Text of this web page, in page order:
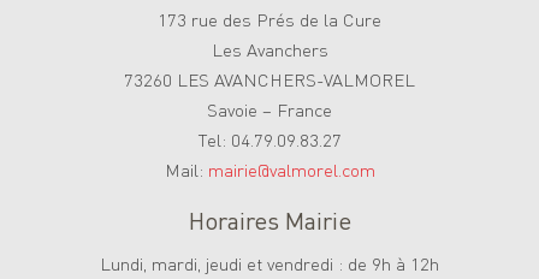
173 rue des Prés de la Cure
Les Avanchers
73260 LES AVANCHERS-VALMOREL
Savoie – France
Tel: 04.79.09.83.27
Mail: mairie@valmorel.com
Horaires Mairie
Lundi, mardi, jeudi et vendredi : de 9h à 12h